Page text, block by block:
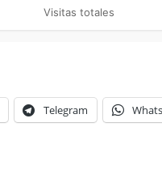
Visitas totales
Telegram